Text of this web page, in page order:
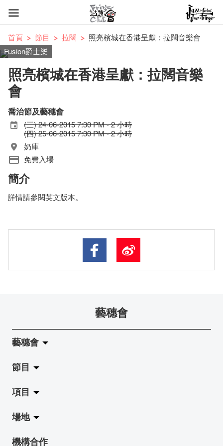
首頁 節目 拉闊
照亮檳城在香港呈獻：拉闊音樂會
Fusion爵士樂
照亮檳城在香港呈獻：拉闊音樂
會
喬治節及藝穗會
(三) 24-06-2015 7:30 PM - 2 小時
(四) 25-06-2015 7:30 PM - 2 小時
奶庫
免費入場
簡介
詳情請參閱英文版本。
藝穗會
藝穗會
關於藝穗會
藝穗會的演化
使命與宗旨
藝穗會架構
節目
拉闊
展覽
演出
項目
Jazz-Go-Central, Jazz-Go-Fringe
LPL
場地
陳麗玲畫廊
機構合作